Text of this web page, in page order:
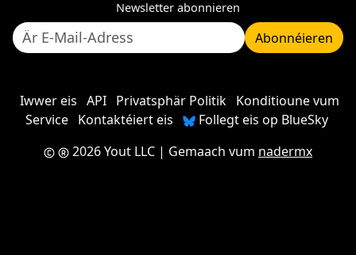
Newsletter abonnieren
Abonnéieren
Iwwer eis API Privatsphär Politik Konditioune vum
Service
Kontaktéiert eis
Follegt eis op BlueSky
2026 Yout LLC | Gemaach vum nadermx